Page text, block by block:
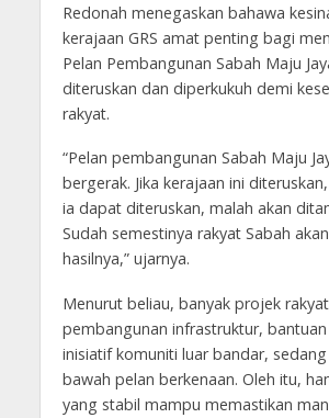
Redonah menegaskan bahawa
kerajaan GRS amat penting bagi
Pelan Pembangunan Sabah Maju
diteruskan dan diperkukuh demi
rakyat.
“Pelan pembangunan Sabah Maju
bergerak. Jika kerajaan ini
ia dapat diteruskan, malah akan
Sudah semestinya rakyat Sabah
hasilnya,” ujarnya.
Menurut beliau, banyak projek
pembangunan infrastruktur,
inisiatif komuniti luar bandar,
bawah pelan berkenaan. Oleh itu,
yang stabil mampu memastikan